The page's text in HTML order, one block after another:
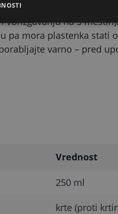
ena plastenka in kako
na 3
pa mora plastenka stati
varno – pred
Vrednost
250 ml
krte (proti